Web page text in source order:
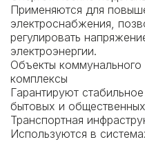
Применяются для
электроснабжения,
регулировать
электроэнергии.
Объекты
комплексы
Гарантируют
бытовых и
Транспортная
Используются в